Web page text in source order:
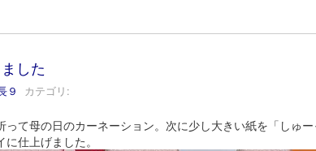
した
９ カテゴリ:
て母の日のカーネーション。次に少し大きい紙を「しゅ
仕上げました。